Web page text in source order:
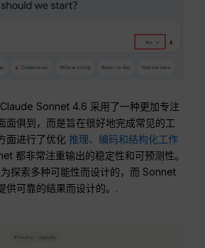
Sonnet 4.6 采用了一种更加专注
面俱到，而是旨在很好地完成常见的工
面进行了优化推理、编码和结构化工作
都非常注重输出的稳定性和可预测性。
探索多种可能性而设计的，而 Sonnet
供可靠的结果而设计的。.